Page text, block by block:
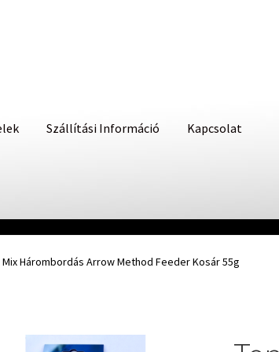
Szállítási Információ Kapcsolat
Mix Hárombordás Arrow Method Feeder Kosár 55g